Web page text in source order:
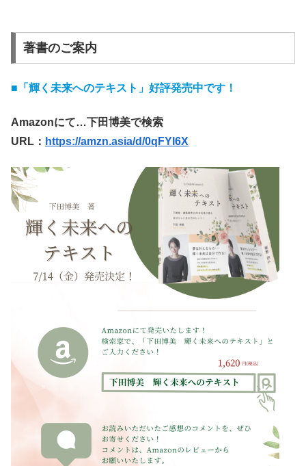
著書のご案内
■「輝く未来へのテキスト」好評発売中です！
Amazonにて…下田博美で検索
URL： https://amzn.asia/d/0qFYI6X